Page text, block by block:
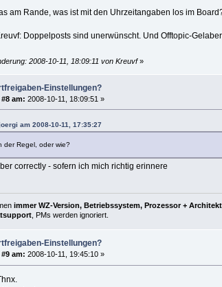
am Rande, was ist mit den Uhrzeitangaben los im
Doppelposts sind unerwünscht. Und Offtopic-
2008-10-11, 18:09:11 von Kreuvf»
Einstellungen?
am: 2008-10-11, 18:09:51 »
am 2008-10-11, 17:35:27
Regel, oder wie?
correctly - sofern ich mich richtig erinnere
immer WZ-Version, Betriebssystem, Prozessor +
, PMs werden ignoriert.
Einstellungen?
am: 2008-10-11, 19:45:10 »